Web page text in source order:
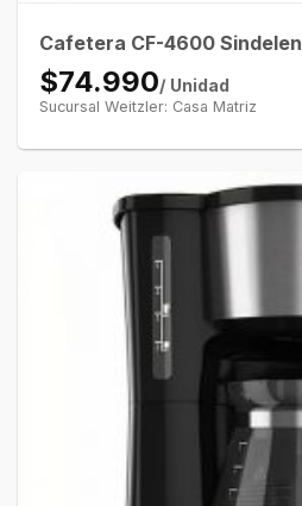
Cafetera CF-4600 Sindelen
$74.990/ Unidad
Sucursal Weitzler: Casa Matriz